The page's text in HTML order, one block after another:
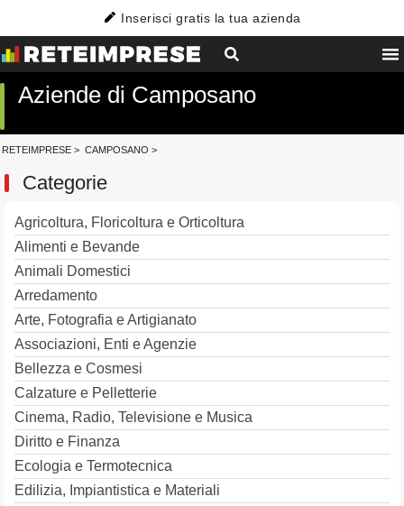
Inserisci gratis la tua azienda
Aziende di Camposano
RETEIMPRESE > CAMPOSANO >
Categorie
Agricoltura, Floricoltura e Orticoltura
Alimenti e Bevande
Animali Domestici
Arredamento
Arte, Fotografia e Artigianato
Associazioni, Enti e Agenzie
Bellezza e Cosmesi
Calzature e Pelletterie
Cinema, Radio, Televisione e Musica
Diritto e Finanza
Ecologia e Termotecnica
Edilizia, Impiantistica e Materiali